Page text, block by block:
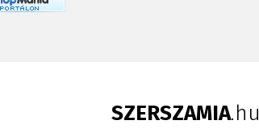
SZERSZAMIA.hu